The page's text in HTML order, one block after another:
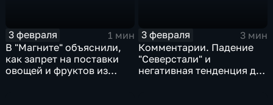
3 февраля
1 мин
В "Магните" объяснили,
как запрет на поставки
овощей и фруктов из
3 февраля
3 мин
Комментарии. Падение
"Северстали" и
негативная тенденция для